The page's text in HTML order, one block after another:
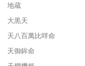
地蔵
大黒天
天八百萬比咩命
天御鉾命